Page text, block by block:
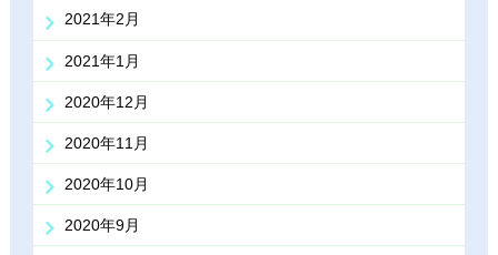
2021年2月
2021年1月
2020年12月
2020年11月
2020年10月
2020年9月